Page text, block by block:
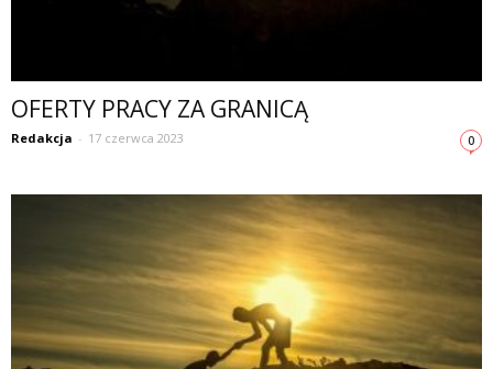
OFERTY PRACY ZA GRANICĄ
Redakcja - 17 czerwca 2023 0